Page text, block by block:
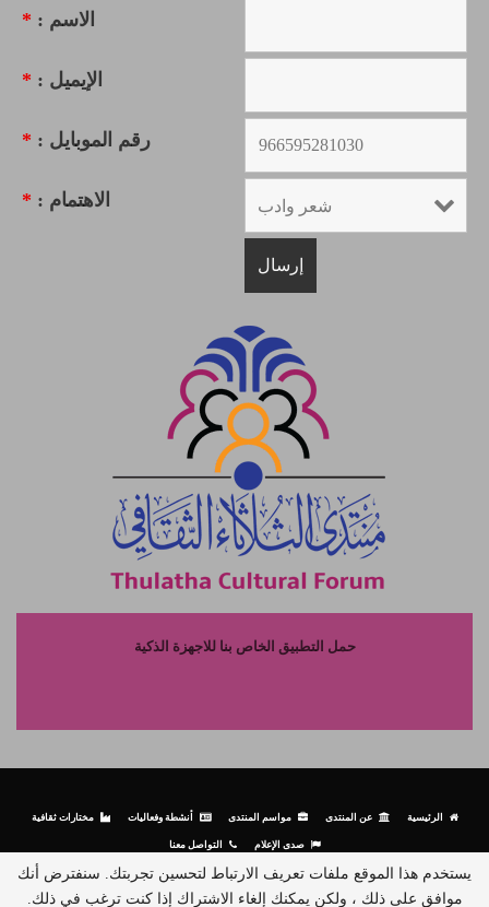
الاسم : *
الإيميل : *
رقم الموبايل : *
الاهتمام : *
حمل التطبيق الخاص بنا للاجهزة الذكية
الرئيسية عن المنتدى مواسم المنتدى أنشطة وفعاليات مختارات ثقافية
صدى الإعلام التواصل معنا
© جميع الحقوق محفوظة لمنتدى الثلاثاء الثقافي - 2026.
يستخدم هذا الموقع ملفات تعريف الارتباط لتحسين تجربتك. سنفترض أنك
موافق على ذلك ، ولكن يمكنك إلغاء الاشتراك إذا كنت ترغب في ذلك.